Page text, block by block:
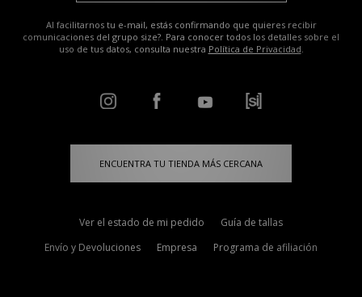
Al facilitarnos tu e-mail, estás confirmando que quieres recibir
comunicaciones del grupo size?. Para conocer todos los detalles sobre el
uso de tus datos, consulta nuestra Política de Privacidad.
ENCUENTRA TU TIENDA MÁS CERCANA
Ver el estado de mi pedido
Guía de tallas
Envío y Devoluciones
Empresa Programa de afiliación